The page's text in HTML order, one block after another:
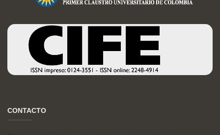
CONTACTO